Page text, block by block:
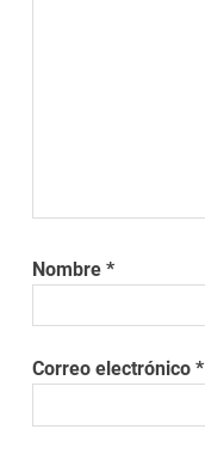
Nombre*
Correo electrónico*